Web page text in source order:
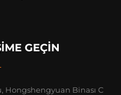
GEÇİN
Hongshengyuan Binası C